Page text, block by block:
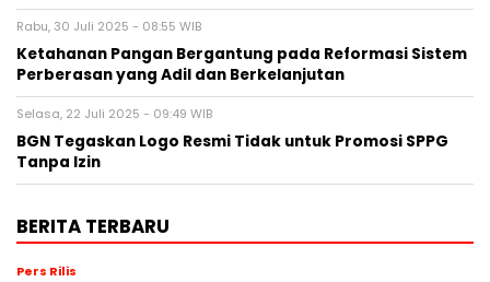
Rabu, 30 Juli 2025 - 08:55 WIB
Ketahanan Pangan Bergantung pada Reformasi Sistem
Perberasan yang Adil dan Berkelanjutan
Selasa, 22 Juli 2025 - 09:49 WIB
BGN Tegaskan Logo Resmi Tidak untuk Promosi SPPG
Tanpa Izin
BERITA TERBARU
Pers Rilis